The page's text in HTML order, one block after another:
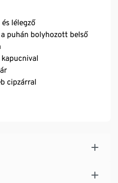
lélegző
puhán bolyhozott belső
cipzárral
és lekerekített alsó